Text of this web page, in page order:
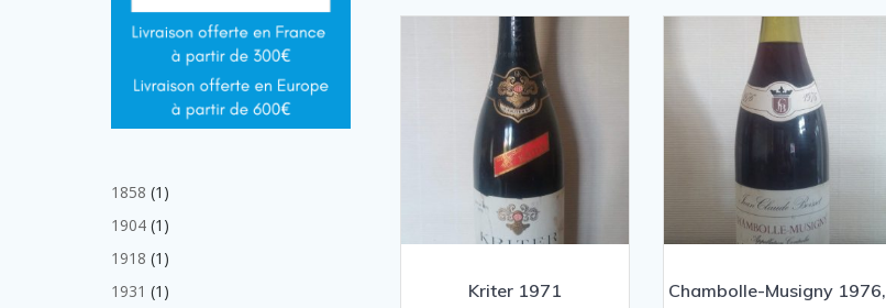
1858 1 1
1904 1 1
1918 1 1
1931 1 1
croissant
Kriter 1971
Chambolle-Musigny 1976,